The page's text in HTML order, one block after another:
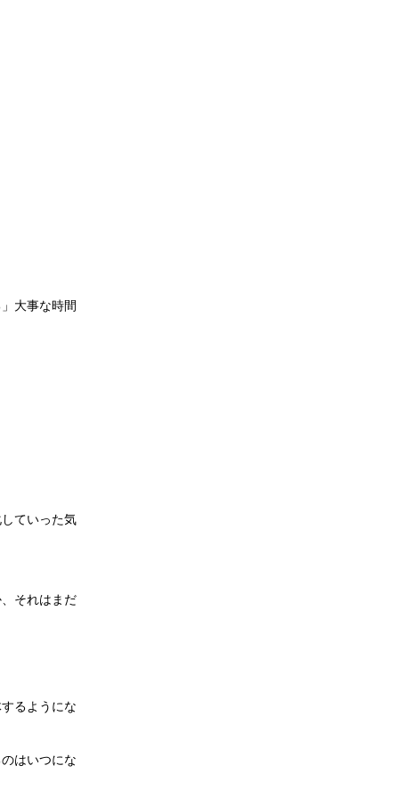
大事な時間
ていった気
それはまだ
るようにな
はいつにな